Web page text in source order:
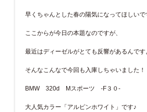
早くちゃんとした春の陽気になってほしいで
ここからが今日の本題なのですが、
最近はディーゼルがとても反響があるんです
そんなこんなで今回も入庫しちゃいました！
BMW 320d Mスポーツ -F３０-
大人気カラー「アルピンホワイト」です♪